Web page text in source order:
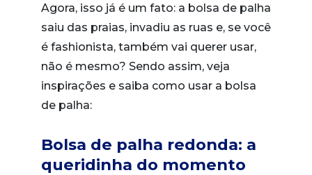
Agora, isso já é um fato: a bolsa de palha
saiu das praias, invadiu as ruas e, se você
é fashionista, também vai querer usar,
não é mesmo? Sendo assim, veja
inspirações e saiba como usar a bolsa
de palha:
Bolsa de palha redonda: a
queridinha do momento